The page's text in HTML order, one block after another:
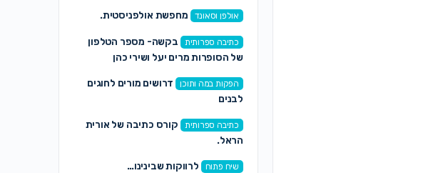
אולפן וסאונד מחפשת אולפניסטית.
כתיבה ספרותית
בקשה- מספר הטלפון
של הסופרות מרים יעל ושירי כהן
הפקות במה ותוכן
דרושים מורים לחוגים
לבנים
כתיבה ספרותית
קורס כתיבה של אורית
הראל.
שיח פתוח לרווקות שבינינו…